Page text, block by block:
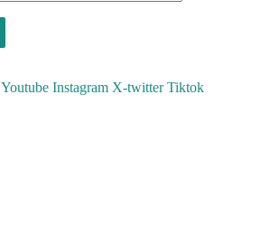
Youtube Instagram X-twitter Tiktok